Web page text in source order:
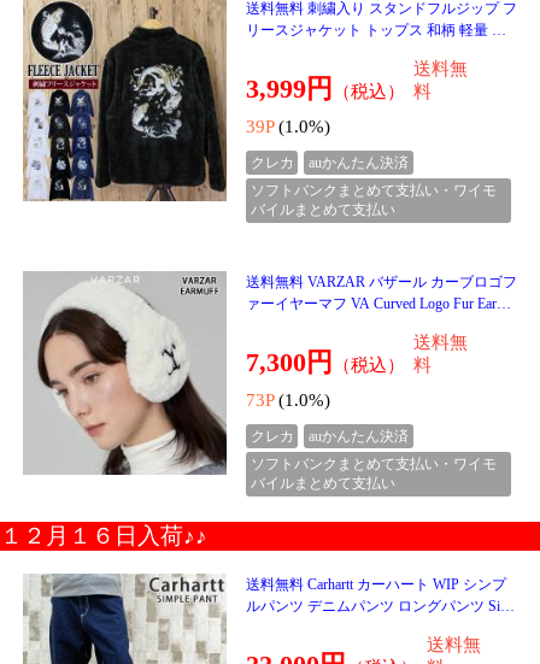
ボトムス
15,000円（税込）
送料無
料
150P
クレカ
auかんたん決済
ソフトバンクまとめて支払い・ワイモ
バイルまとめて支払い
送料無料 Carhartt カーハート ラギッドフ
レックス ダブルフロントデニムロガーパ
ンツ Rugged Flex Double-Front Denim Logge
145P (1.0%)
4.00点 (1件)
ソフトバンクまとめて支払い・ワイモ
バイルまとめて支払い
送料無料 Carhartt カーハート ナイロンダ
ックキーキーパー カラビナキーホルダー
Nylon Duck Key Keeper B0000251 メンズ
ブランド ゆう
3,000円（税込）
送料無
料
30P
ソフトバンクまとめて支払い・ワイモ
バイルまとめて支払い
送料無料 Carhartt カーハート ナイロンダ